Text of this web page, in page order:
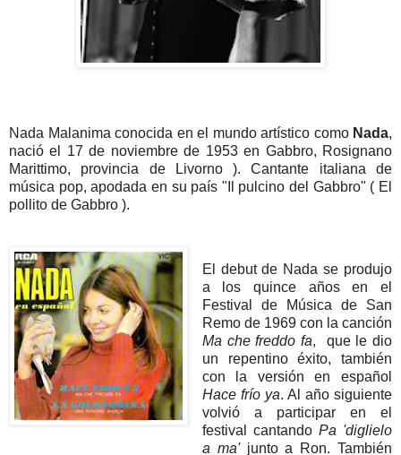
Nada Malanima conocida en el mundo artístico como Nada,
nació el 17 de noviembre de 1953 en Gabbro, Rosignano
Marittimo, provincia de Livorno ). Cantante italiana de
música pop, apodada en su país "Il pulcino del Gabbro" ( El
pollito de Gabbro ).
El debut de Nada se produjo
a los quince años en el
Festival de Música de San
Remo de 1969 con la canción
Ma che freddo fa,
que le dio
un repentino éxito, también
con la versión en español
Hace frío ya. Al año siguiente
volvió a participar en el
festival cantando Pa 'diglielo
a ma' junto a Ron. También